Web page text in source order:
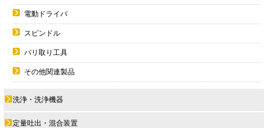
電動ドライバ
スピンドル
バリ取り工具
その他関連製品
洗浄・洗浄機器
定量吐出・混合装置